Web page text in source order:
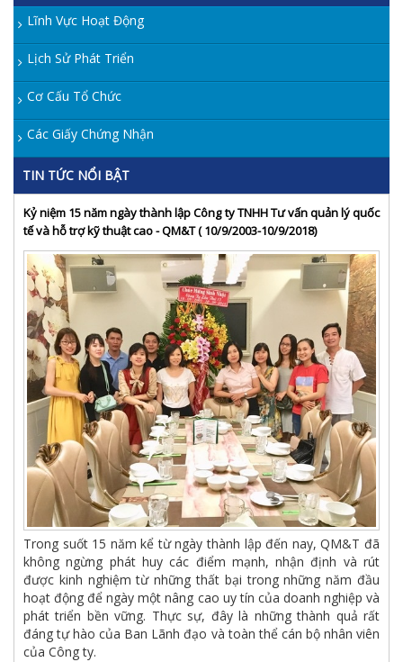
Lĩnh Vực Hoạt Động
Lịch Sử Phát Triển
Cơ Cấu Tổ Chức
Các Giấy Chứng Nhận
TIN TỨC NỔI BẬT
Kỷ niệm 15 năm ngày thành lập Công ty TNHH Tư vấn quản lý quốc
tế và hỗ trợ kỹ thuật cao - QM&T ( 10/9/2003-10/9/2018)
Trong suốt 15 năm kể từ ngày thành lập đến nay, QM&T đã
không ngừng phát huy các điểm mạnh, nhận định và rút
được kinh nghiệm từ những thất bại trong những năm đầu
hoạt động để ngày một nâng cao uy tín của doanh nghiệp và
phát triển bền vững. Thực sự, đây là những thành quả rất
đáng tự hào của Ban Lãnh đạo và toàn thể cán bộ nhân viên
của Công ty.